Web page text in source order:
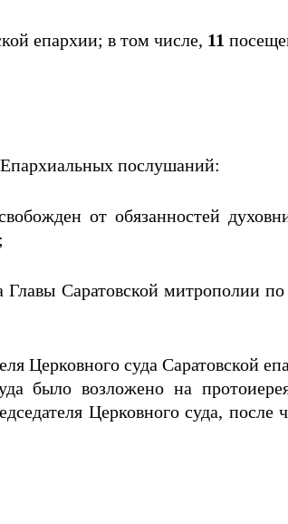
епархии; в том числе, 11
послушаний:
от обязанностей
;
Саратовской митрополии
Церковного суда Саратовской
было возложено на
Церковного суда, после